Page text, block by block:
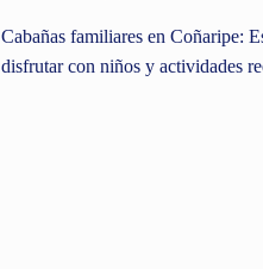
Cabañas familiares en Coñaripe:
disfrutar con niños y actividades